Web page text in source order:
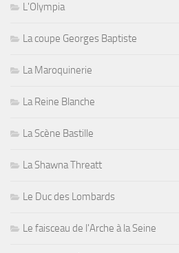
L'Olympia
La coupe Georges Baptiste
La Maroquinerie
La Reine Blanche
La Scène Bastille
La Shawna Threatt
Le Duc des Lombards
Le faisceau de l'Arche à la Seine